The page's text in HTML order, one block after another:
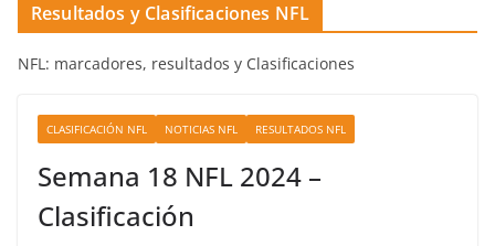
Resultados y Clasificaciones NFL
NFL: marcadores, resultados y Clasificaciones
CLASIFICACIÓN NFL NOTICIAS NFL RESULTADOS NFL
Semana 18 NFL 2024 –
Clasificación